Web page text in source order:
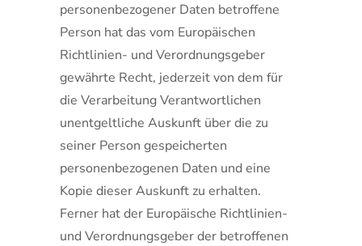
personenbezogener Daten betroffene
Person hat das vom Europäischen
Richtlinien- und Verordnungsgeber
gewährte Recht, jederzeit von dem für
die Verarbeitung Verantwortlichen
unentgeltliche Auskunft über die zu
seiner Person gespeicherten
personenbezogenen Daten und eine
Kopie dieser Auskunft zu erhalten.
Ferner hat der Europäische Richtlinien-
und Verordnungsgeber der betroffenen